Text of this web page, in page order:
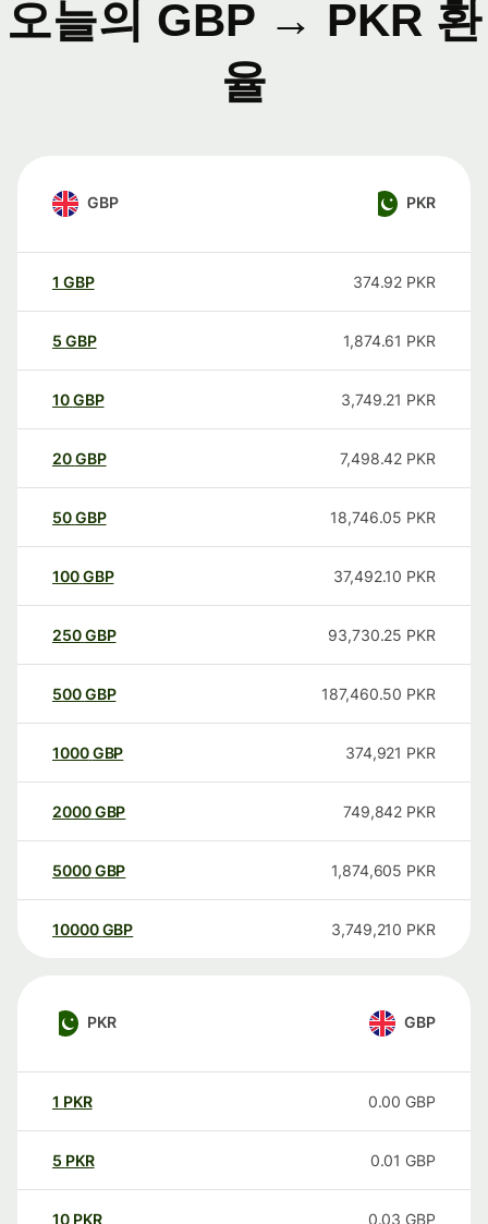
오늘의 GBP → PKR 환
율
GBP PKR
1 GBP 374.92 PKR
5 GBP 1,874.61 PKR
10GBP 3,749.21 PKR
20GBP 7,498.42 PKR
50GBP 18,746.05 PKR
100GBP 37,492.10 PKR
250GBP 93,730.25 PKR
500GBP 187,460.50 PKR
1000GBP 374,921 PKR
2000GBP 749,842 PKR
5000GBP 1,874,605 PKR
10000 GBP 3,749,210 PKR
PKR GBP
1 PKR 0.00 GBP
5 PKR 0.01 GBP
10 PKR 0.03 GBP